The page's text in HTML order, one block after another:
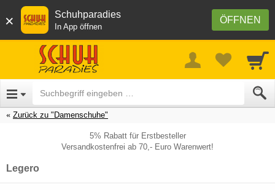
× ÖFFNEN
Schuhparadies
In App öffnen
Zurück zu "Damenschuhe"
5% Rabatt für Erstbesteller
Versandkostenfrei ab 70,- Euro Warenwert!
Legero